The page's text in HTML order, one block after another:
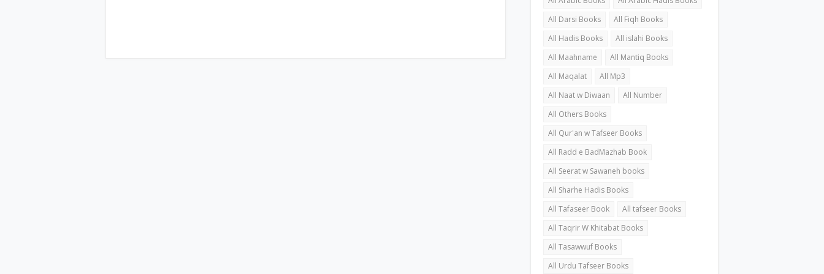
All Darsi Books
All Fiqh Books
All Hadis Books
All islahi Books
All Maahname
All Mantiq Books
All Maqalat
All Mp3
All Naat w Diwaan
All Number
All Others Books
All Qur'an w Tafseer Books
All Radd e BadMazhab Book
All Seerat w Sawaneh books
All Sharhe Hadis Books
All Tafaseer Book
All tafseer Books
All Taqrir W Khitabat Books
All Tasawwuf Books
All Urdu Tafseer Books